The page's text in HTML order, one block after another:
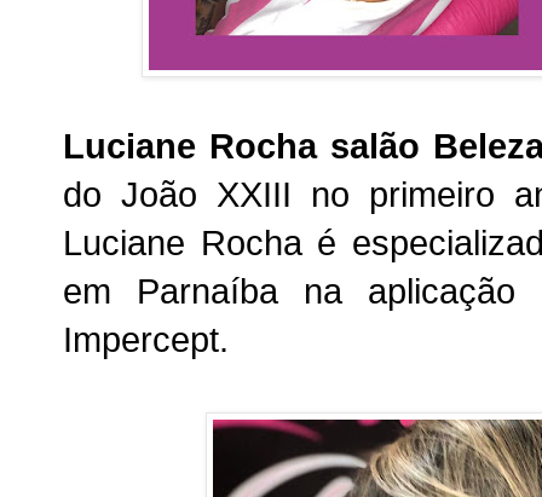
Luciane Rocha salão
do João XXIII no primeiro
Luciane Rocha é
em Parnaíba na
Impercept.